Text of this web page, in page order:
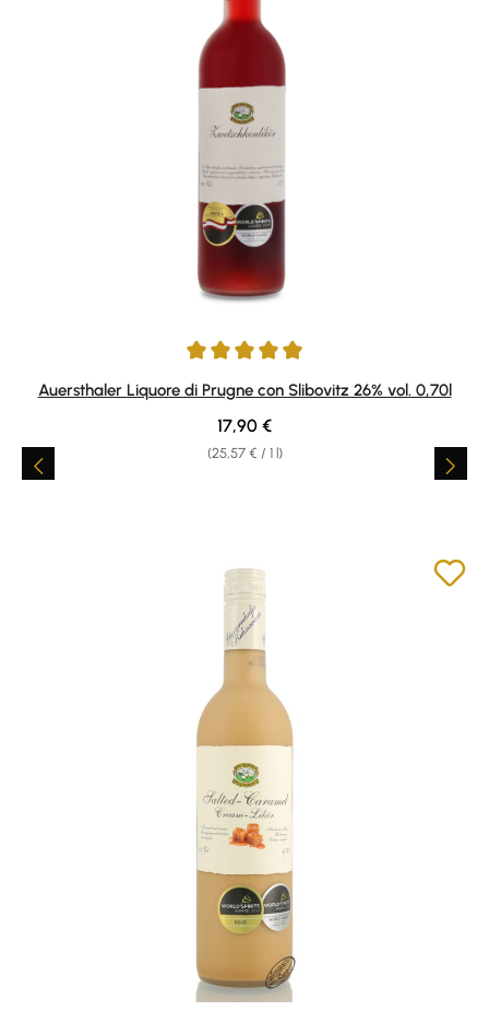
Average rating of 4.93 out of 5 stars
Auersthaler Liquore di Prugne con Slibovitz 26% vol. 0,70l
(25,57 € / 1 l)
Regular price:
17,90 €